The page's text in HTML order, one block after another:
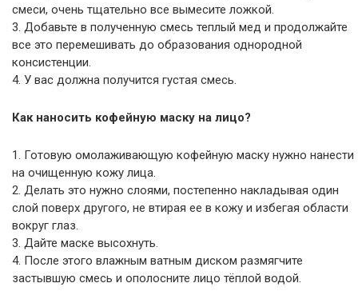
смеси, очень тщательно все вымесите ложкой.
3. Добавьте в полученную смесь теплый мед и продолжайте
все это перемешивать до образования однородной
консистенции.
4. У вас должна получится густая смесь.
Как наносить кофейную маску на лицо?
1. Готовую омолаживающую кофейную маску нужно нанести
на очищенную кожу лица.
2. Делать это нужно слоями, постепенно накладывая один
слой поверх другого, не втирая ее в кожу и избегая области
вокруг глаз.
3. Дайте маске высохнуть.
4. После этого влажным ватным диском размягчите
застывшую смесь и ополосните лицо тёплой водой.